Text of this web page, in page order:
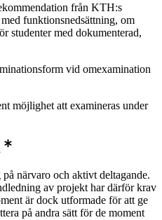
från KTH:s
funktionsnedsättning, om
studenter med dokumenterad,
vid omexamination
möjlighet att examineras under
närvaro och aktivt deltagande.
av projekt har därför krav
är dock utformade för att ge
på andra sätt för de moment